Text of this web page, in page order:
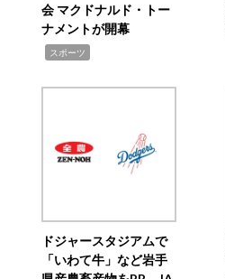
会 マクドナルド・トー
ナメントが開幕
スポーツ
ドジャースタジアムで
「いわて牛」など岩手